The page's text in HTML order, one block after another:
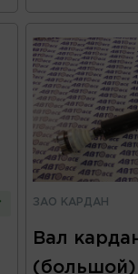
ЗАО КАРДАН
Вал
(большой)